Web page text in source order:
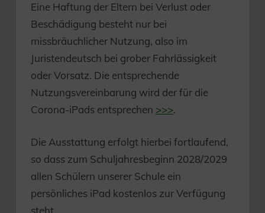
Eine Haftung der Eltern bei Verlust oder
Beschädigung besteht nur bei
missbräuchlicher Nutzung, also im
Juristendeutsch bei grober Fahrlässigkeit
oder Vorsatz. Die entsprechende
Nutzungsvereinbarung wird der für die
Corona-iPads entsprechen >>>.
Die Ausstattung erfolgt hierbei fortlaufend,
so dass zum Schuljahresbeginn 2028/2029
allen Schülern unserer Schule ein
persönliches iPad kostenlos zur Verfügung
steht.